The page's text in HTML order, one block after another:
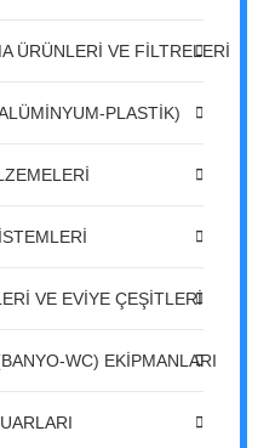
ÜRÜNLERİ VE FİLTRELERİ
PLASTİK)
VE EVİYE ÇEŞİTLERİ
WC) EKİPMANLARI